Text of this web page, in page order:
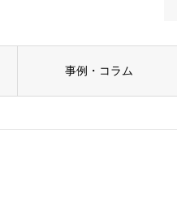
事例・コラム